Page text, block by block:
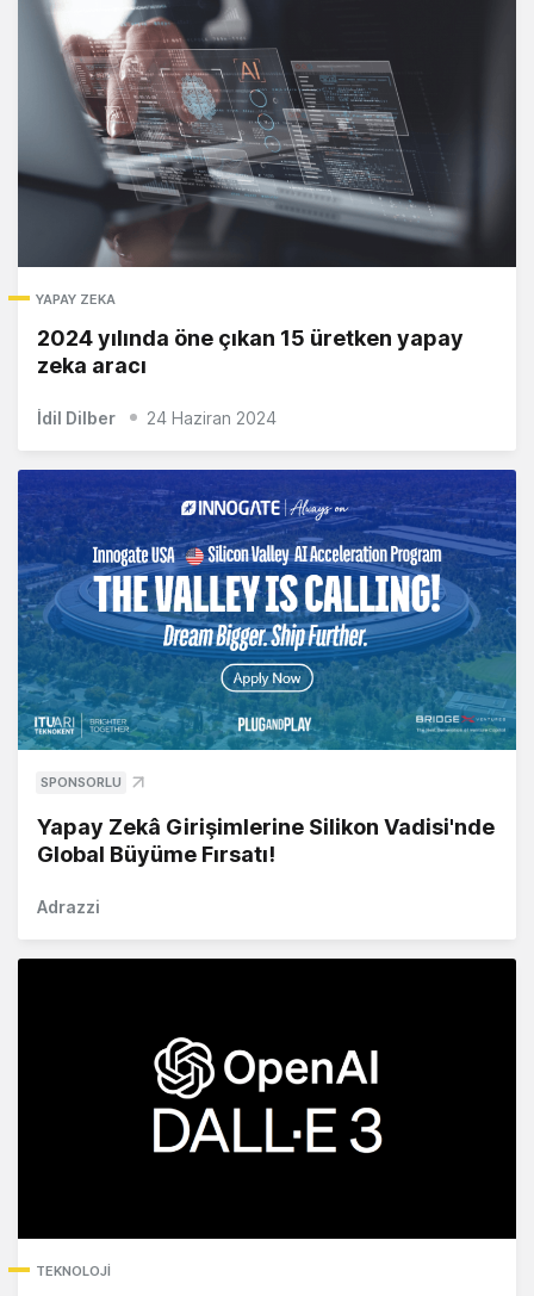
YAPAY ZEKA
2024 yılında öne çıkan 15 üretken yapay
zeka aracı
İdil Dilber 24 Haziran 2024
SPONSORLU
Yapay Zekâ Girişimlerine Silikon Vadisi'nde
Global Büyüme Fırsatı!
Adrazzi
TEKNOLOJI